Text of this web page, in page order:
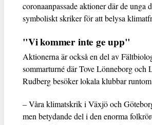
coronaanpassade aktioner där de unga
symboliskt skriker för att belysa
"Vi kommer inte ge upp"
Aktionerna är också en del av
sommarturné där Tove Lönneborg och
Rudberg besöker lokala klubbar
– Våra klimatskrik i Växjö och
men betydande del i den enorma